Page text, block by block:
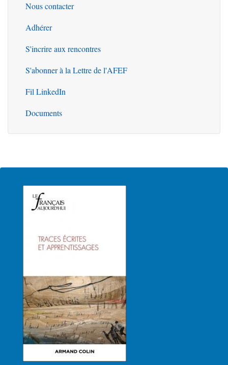
Outils
Nous contacter
Adhérer
S'incrire aux rencontres
S'abonner à la Lettre de l'AFEF
Fil LinkedIn
Documents